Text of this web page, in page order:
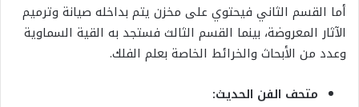
أما القسم الثاني فيحتوي على مخزن يتم بداخله صيانة وترميم
الآثار المعروضة، بينما القسم الثالث فستجد به القية السماوية
وعدد من الأبحاث والخرائط الخاصة بعلم الفلك.
متحف الفن الحديث: